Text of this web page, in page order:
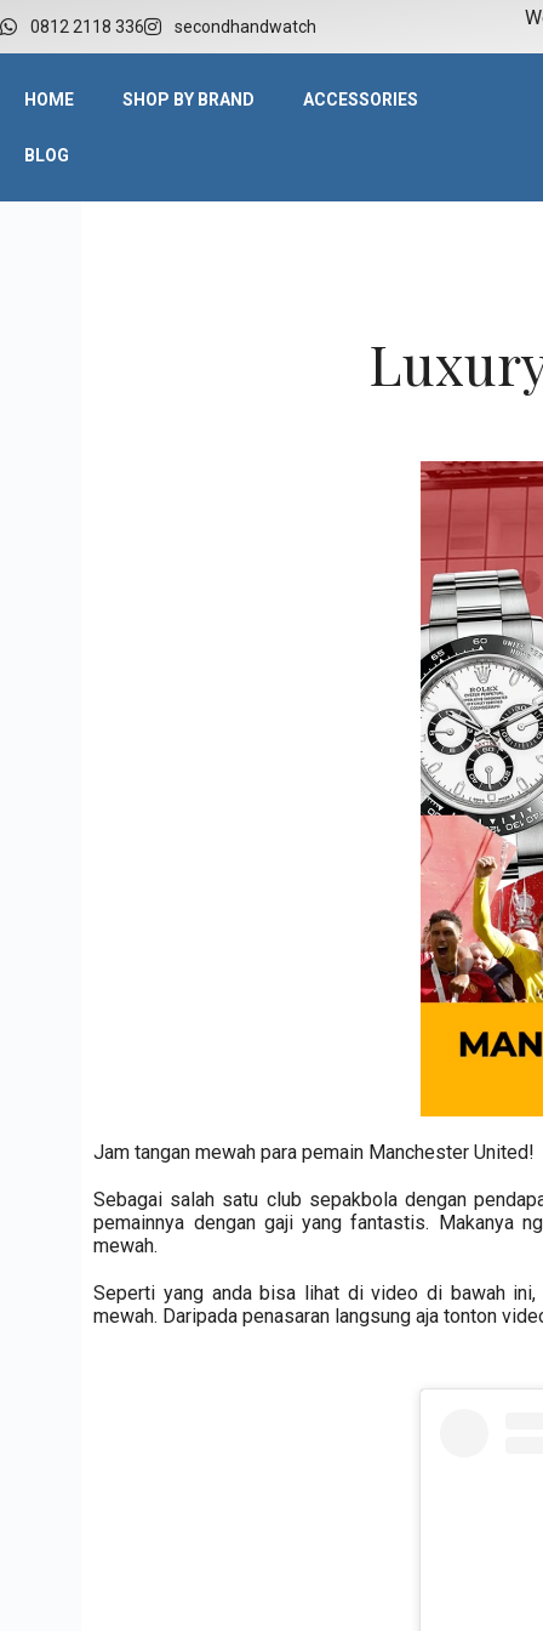
0812 2118 336 secondhandwatch
HOME SHOP BY BRAND ACCESSORIES
BLOG
Jam tangan mewah para pemain Manchester United!
Sebagai salah satu club sepakbola dengan
pemainnya dengan gaji yang fantastis. Makanya
mewah.
Seperti yang anda bisa lihat di video di bawah ini,
mewah. Daripada penasaran langsung aja tonton